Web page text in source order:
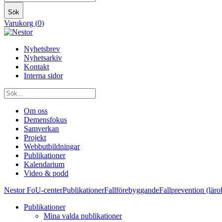
Sök
Varukorg (0)
Nyhetsbrev
Nyhetsarkiv
Kontakt
Interna sidor
Om oss
Demensfokus
Samverkan
Projekt
Webbutbildningar
Publikationer
Kalendarium
Video & podd
Nestor FoU-centerPublikationerFallförebyggandeFallprevention
Publikationer
Mina valda publikationer